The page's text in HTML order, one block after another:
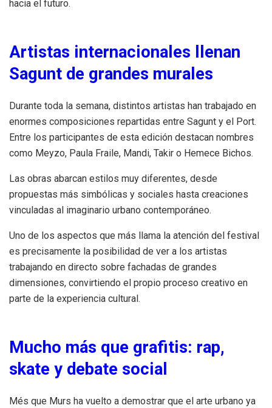
hacia el futuro.
Artistas internacionales llenan
Sagunt de grandes murales
Durante toda la semana, distintos artistas han trabajado en
enormes composiciones repartidas entre Sagunt y el Port.
Entre los participantes de esta edición destacan nombres
como Meyzo, Paula Fraile, Mandi, Takir o Hemece Bichos.
Las obras abarcan estilos muy diferentes, desde
propuestas más simbólicas y sociales hasta creaciones
vinculadas al imaginario urbano contemporáneo.
Uno de los aspectos que más llama la atención del festival
es precisamente la posibilidad de ver a los artistas
trabajando en directo sobre fachadas de grandes
dimensiones, convirtiendo el propio proceso creativo en
parte de la experiencia cultural.
Mucho más que grafitis: rap,
skate y debate social
Més que Murs ha vuelto a demostrar que el arte urbano ya